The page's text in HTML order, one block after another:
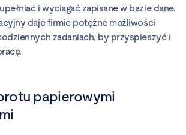
i wyciągać zapisane w bazie dane.
daje firmie potężne możliwości
zadaniach, by przyspieszyć i
papierowymi